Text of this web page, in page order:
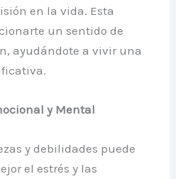
en la vida. Esta
un sentido de
ayudándote a vivir una
y Mental
y debilidades puede
el estrés y las